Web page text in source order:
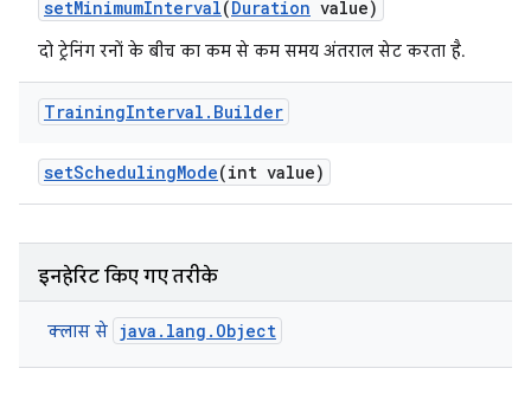
setMinimumInterval(Duration value)
दो ट्रेनिंग रनों के बीच का कम से कम समय अंतराल सेट करता है.
TrainingInterval . Builder
setSchedulingMode(int value)
इनहेरिट किए गए तरीके
क्लास से java.lang.Object